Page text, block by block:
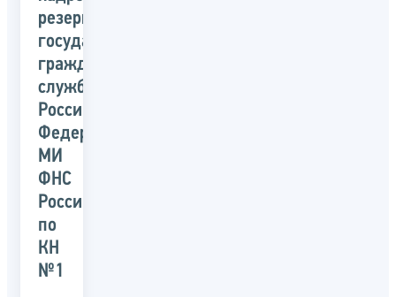
резерв
государственной
гражданской
службы
Российской
Федерации
МИ
ФНС
России
по
КН
№1